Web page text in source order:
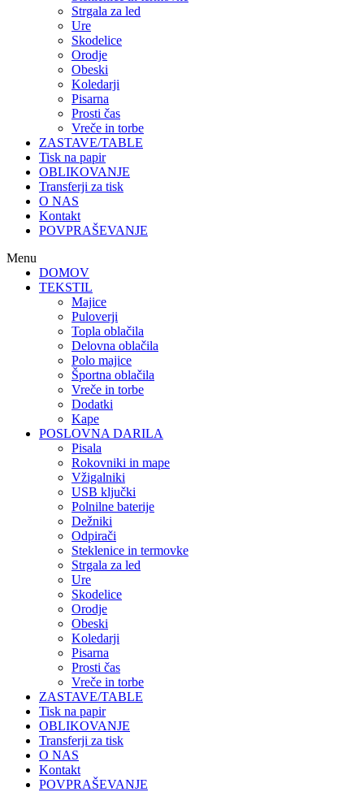
Strgala za led
Ure
Skodelice
Orodje
Obeski
Koledarji
Pisarna
Prosti čas
Vreče in torbe
ZASTAVE/TABLE
Tisk na papir
OBLIKOVANJE
Transferji za tisk
O NAS
Kontakt
POVPRAŠEVANJE
Menu
DOMOV
TEKSTIL
Majice
Puloverji
Topla oblačila
Delovna oblačila
Polo majice
Športna oblačila
Vreče in torbe
Dodatki
Kape
POSLOVNA DARILA
Pisala
Rokovniki in mape
Vžigalniki
USB ključki
Polnilne baterije
Dežniki
Odpirači
Steklenice in termovke
Strgala za led
Ure
Skodelice
Orodje
Obeski
Koledarji
Pisarna
Prosti čas
Vreče in torbe
ZASTAVE/TABLE
Tisk na papir
OBLIKOVANJE
Transferji za tisk
O NAS
Kontakt
POVPRAŠEVANJE